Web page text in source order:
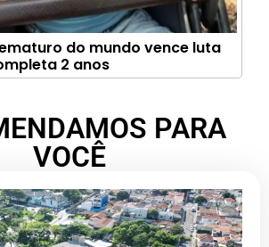
do mundo vence luta
2 anos
PARA
VOCÊ